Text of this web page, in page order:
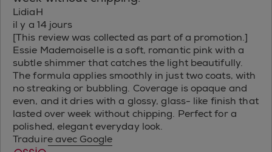
LidiaH
il y a 14 jours
[This review was collected as part of a promotion.]
Essie Mademoiselle is a soft, romantic pink with a
subtle shimmer that catches the light beautifully.
The formula applies smoothly in just two coats, with
no streaking or bubbling. Coverage is opaque and
even, and it dries with a glossy, glass- like finish that
lasted over week without chipping. Perfect for a
polished, elegant everyday look.
Traduire avec Google